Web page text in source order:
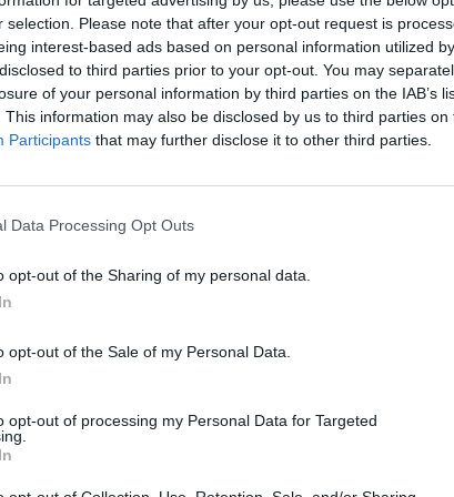
selection. Please note that after your opt-out request is
interest-based ads based on personal information utilized
to third parties prior to your opt-out. You may
of your personal information by third parties on the IAB’s
This information may also be disclosed by us to third parties on
Participants that may further disclose it to other third parties.
Data Processing Opt Outs
opt-out of the Sharing of my personal data.
opt-out of the Sale of my Personal Data.
opt-out of processing my Personal Data for Targeted
išraiškos Video tik Lrytas.TV
į
„Žinios“ 2026-08-08
Laidos Žinios
klausimų: du pastebėti virš karinės bazės